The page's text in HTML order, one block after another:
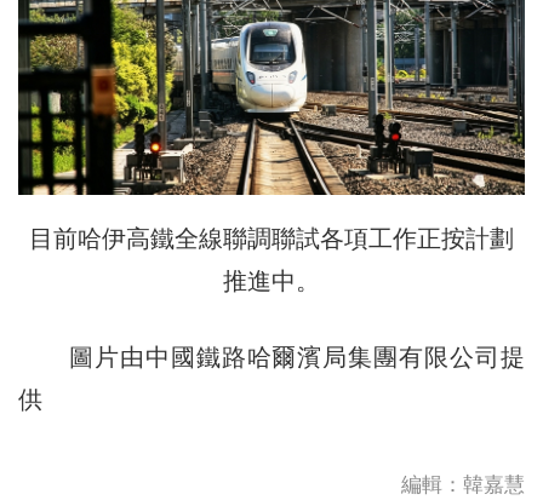
目前哈伊高鐵全線聯調聯試各項工作正按計劃
推進中。
圖片由中國鐵路哈爾濱局集團有限公司提
供
編輯：韓嘉慧